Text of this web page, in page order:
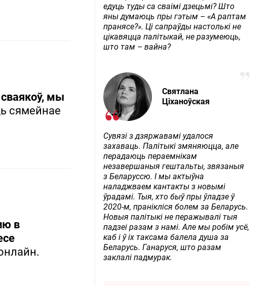
мы
сямейнае
в
едуць туды са сваімі дзецьмі? Што
яны думаюць пры гэтым – «А раптам
пранясе?». Ці сапраўды настолькі не
цікавяцца палітыкай, не разумеюць,
што там – вайна?
Святлана
Ціханоўская
Сувязі з дзяржавамі удалося
захаваць. Палітыкі змяняюцца, але
перадаюць пераемнікам
незавершаныя гештальты, звязаныя
з Беларуссю. І мы актыўна
наладжваем кантакты з новымі
ўрадамі. Тыя, хто быў пры ўладзе ў
2020-м, пранікліся болем за Беларусь.
Новыя палітыкі не перажывалі тыя
падзеі разам з намі. Але мы робім усё,
каб і ў іх таксама балела душа за
Беларусь. Ганаруся, што разам
заклалі падмурак.